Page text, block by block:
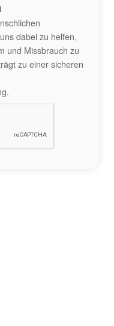
dabei zu helfen,
und Missbrauch zu
zu einer sicheren